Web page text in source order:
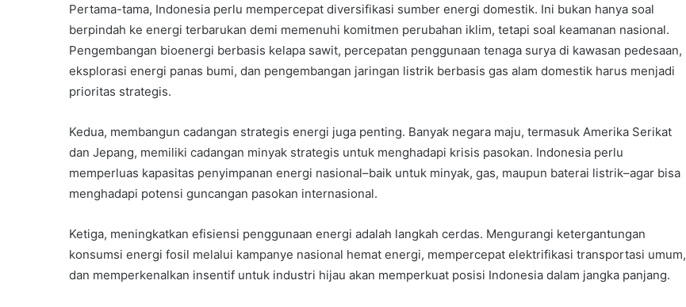
Pertama-tama, Indonesia perlu mempercepat diversifikasi sumber energi domestik. Ini bukan hanya soal
berpindah ke energi terbarukan demi memenuhi komitmen perubahan iklim, tetapi soal keamanan nasional.
Pengembangan bioenergi berbasis kelapa sawit, percepatan penggunaan tenaga surya di kawasan pedesaan,
eksplorasi energi panas bumi, dan pengembangan jaringan listrik berbasis gas alam domestik harus menjadi
prioritas strategis.
Kedua, membangun cadangan strategis energi juga penting. Banyak negara maju, termasuk Amerika Serikat
dan Jepang, memiliki cadangan minyak strategis untuk menghadapi krisis pasokan. Indonesia perlu
memperluas kapasitas penyimpanan energi nasional–baik untuk minyak, gas, maupun baterai listrik–agar bisa
menghadapi potensi guncangan pasokan internasional.
Ketiga, meningkatkan efisiensi penggunaan energi adalah langkah cerdas. Mengurangi ketergantungan
konsumsi energi fosil melalui kampanye nasional hemat energi, mempercepat elektrifikasi transportasi umum,
dan memperkenalkan insentif untuk industri hijau akan memperkuat posisi Indonesia dalam jangka panjang.